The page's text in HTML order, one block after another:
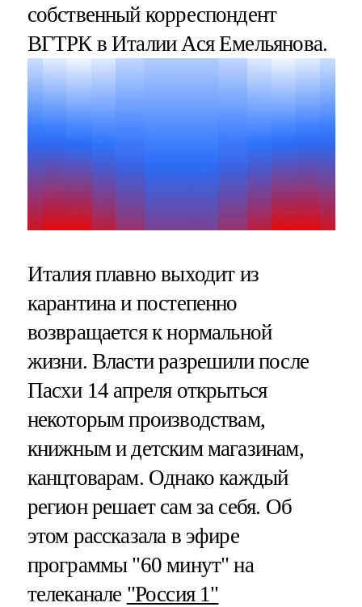
собственный корреспондент
ВГТРК в Италии Ася Емельянова.
Италия плавно выходит из
карантина и постепенно
возвращается к нормальной
жизни. Власти разрешили после
Пасхи 14 апреля открыться
некоторым производствам,
книжным и детским магазинам,
канцтоварам. Однако каждый
регион решает сам за себя. Об
этом рассказала в эфире
программы "60 минут" на
телеканале "Россия 1"